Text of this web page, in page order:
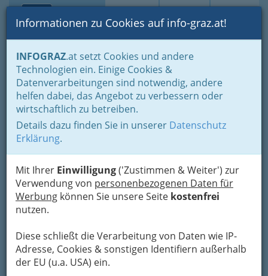
Suche Login Toggle
Informationen zu Cookies auf info-graz.at!
INFOGRAZ.at setzt Cookies und andere
Technologien ein. Einige Cookies &
Datenverarbeitungen sind notwendig, andere
helfen dabei, das Angebot zu verbessern oder
wirtschaftlich zu betreiben.
Details dazu finden Sie in unserer Datenschutz
Erklärung.
Mit Ihrer Einwilligung('Zustimmen & Weiter') zur
Verwendung von personenbezogenen Daten für
Werbung können Sie unsere Seite kostenfrei
nutzen.
Diese schließt die Verarbeitung von Daten wie IP-
Adresse, Cookies & sonstigen Identifiern außerhalb
der EU (u.a. USA) ein.
Home Branchen
Gesundheit und Soziales
Fachärzte und Fachärztinnen
Orthopädie u. orthopäd. Chirurgie
Dr. Martina Maria
Freigassner - Fachärztin für
Orthopädie und
Orthopädische Chirurgie
+43 316 816 681
+43 3126 59 567
Karte